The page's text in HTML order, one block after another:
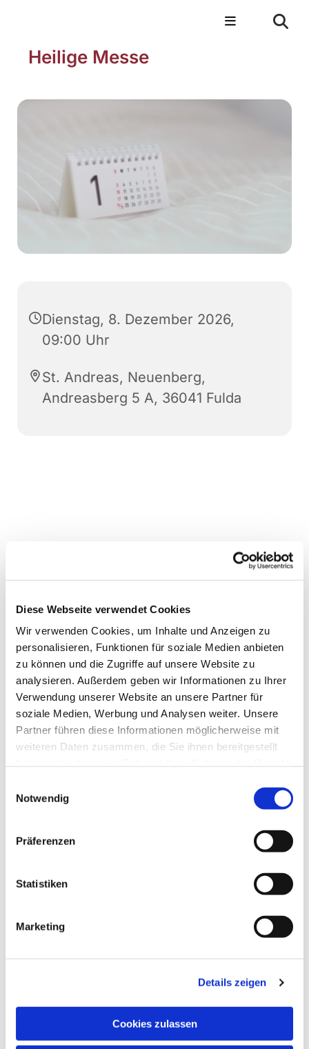
Diese Webseite verwendet Cookies
Wir verwenden Cookies, um Inhalte und Anzeigen zu
personalisieren, Funktionen für soziale Medien anbieten
zu können und die Zugriffe auf unsere Website zu
analysieren. Außerdem geben wir Informationen zu Ihrer
Verwendung unserer Website an unsere Partner für
soziale Medien, Werbung und Analysen weiter. Unsere
Partner führen diese Informationen möglicherweise mit
weiteren Daten zusammen, die Sie ihnen bereitgestellt
Notwendig
Präferenzen
Statistiken
Marketing
Details zeigen
Cookies zulassen
Heilige Messe
Dienstag, 8. Dezember 2026,
09:00 Uhr
St. Andreas, Neuenberg,
Andreasberg 5 A, 36041 Fulda
Dies könnte Sie auch
interessieren